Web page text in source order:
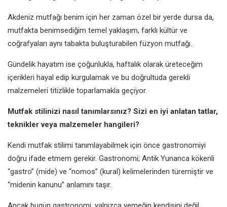
Akdeniz mutfağı benim için her zaman özel bir yerde dursa da,
mutfakta benimsediğim temel yaklaşım, farklı kültür ve
coğrafyaları aynı tabakta buluşturabilen füzyon mutfağı.
Gündelik hayatım ise çoğunlukla, haftalık olarak üreteceğim
içerikleri hayal edip kurgulamak ve bu doğrultuda gerekli
malzemeleri titizlikle toparlamakla geçiyor.
Mutfak stilinizi nasıl tanımlarsınız? Sizi en iyi anlatan tatlar,
teknikler veya malzemeler hangileri?
Kendi mutfak stilimi tanımlayabilmek için önce gastronomiyi
doğru ifade etmem gerekir. Gastronomi; Antik Yunanca kökenli
“gastro” (mide) ve “nomos” (kural) kelimelerinden türemiştir ve
“midenin kanunu” anlamını taşır.